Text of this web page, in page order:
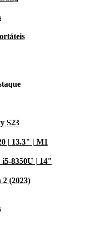
S23
| 13.3" | M1
8350U | 14"
(2023)